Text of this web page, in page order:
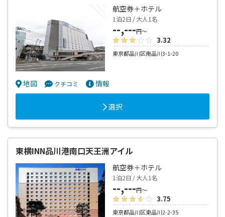
航空券＋ホテル
1泊2日 / 大人1名
--,---円～
3.32
東京都品川区南品川3-1-20
地図 クチコミ 情報
選択
東横INN品川港南口天王洲アイル
航空券＋ホテル
1泊2日 / 大人1名
--,---円～
3.75
東京都品川区東品川2-2-35